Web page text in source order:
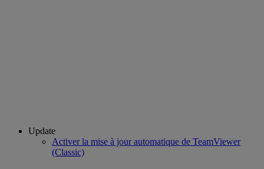
Update
Activer la mise à jour automatique de TeamViewer
(Classic)